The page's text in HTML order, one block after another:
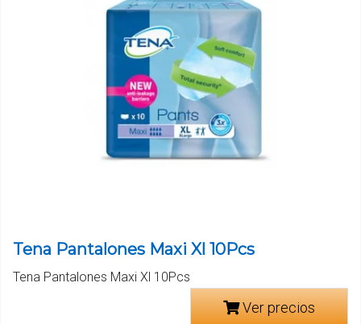
Tena Pantalones Maxi Xl 10Pcs
Tena Pantalones Maxi Xl 10Pcs
Ver precios